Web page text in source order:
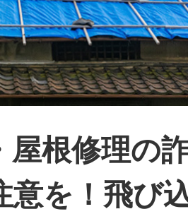
屋根修理の
意を！飛び